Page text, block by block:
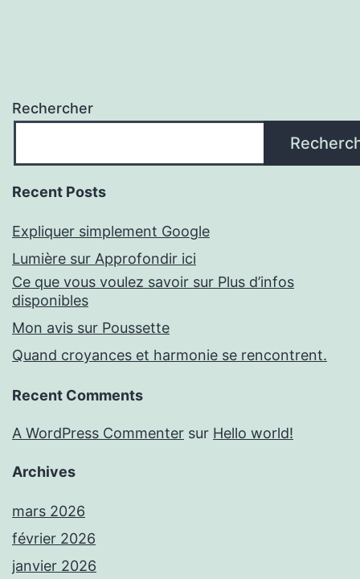
Rechercher
Recent Posts
Expliquer simplement Google
Lumière sur Approfondir ici
Ce que vous voulez savoir sur Plus d’infos
disponibles
Mon avis sur Poussette
Quand croyances et harmonie se rencontrent.
Recent Comments
A WordPress Commenter sur Hello world!
Archives
mars 2026
février 2026
janvier 2026